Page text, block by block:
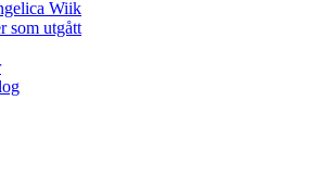
Wiik
som utgått